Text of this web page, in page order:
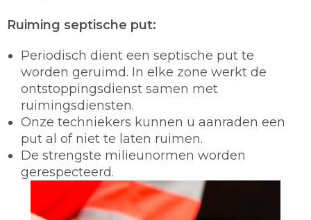
Ruiming septische put:
Periodisch dient een septische put te
worden geruimd. In elke zone werkt de
ontstoppingsdienst samen met
ruimingsdiensten.
Onze techniekers kunnen u aanraden een
put al of niet te laten ruimen.
De strengste milieunormen worden
gerespecteerd.